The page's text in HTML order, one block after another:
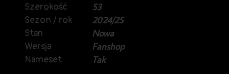
Szerokość
53
Sezon / rok
2024/25
Stan
Nowa
Wersja
Fanshop
Nameset
Tak